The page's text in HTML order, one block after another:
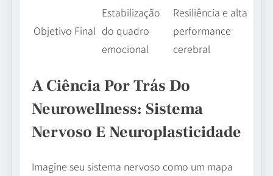
Objetivo Final
Estabilização
do quadro
emocional
Resiliência e alta
performance
cerebral
A Ciência Por Trás Do
Neurowellness: Sistema
Nervoso E Neuroplasticidade
Imagine seu sistema nervoso como um mapa